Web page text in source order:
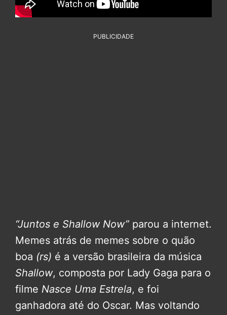
PUBLICIDADE
“Juntos e Shallow Now” parou a internet.
Memes atrás de memes sobre o quão
boa (rs) é a versão brasileira da música
Shallow, composta por Lady Gaga para o
filme Nasce Uma Estrela, e foi
ganhadora até do Oscar. Mas voltando